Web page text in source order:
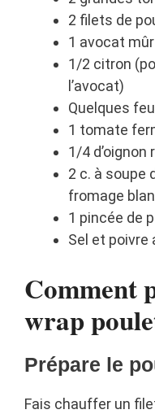
2 filets de
1 avocat mûr
1/2 citron
l’avocat)
Quelques
1 tomate
1/4
2 c. à soupe
fromage
1 pincée de
Sel et poivre
Comment
wrap
Prépare le
Fais chauffer un